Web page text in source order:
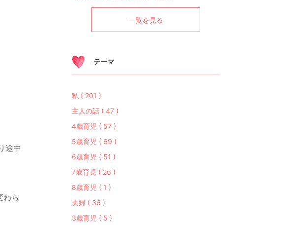
途中
わら
一覧を見る
テーマ
私 ( 201 )
主人の話 ( 47 )
4歳育児 ( 57 )
5歳育児 ( 69 )
6歳育児 ( 51 )
7歳育児 ( 26 )
8歳育児 ( 1 )
夫婦 ( 36 )
3歳育児 ( 5 )